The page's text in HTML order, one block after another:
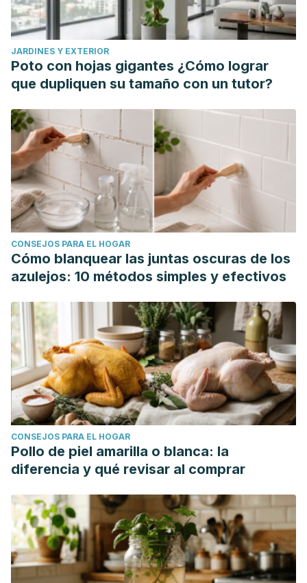
JARDINES Y EXTERIOR
Poto con hojas gigantes ¿Cómo lograr
que dupliquen su tamaño con un tutor?
CONSEJOS PARA EL HOGAR
Cómo blanquear las juntas oscuras de los
azulejos: 10 métodos simples y efectivos
CONSEJOS PARA EL HOGAR
Pollo de piel amarilla o blanca: la
diferencia y qué revisar al comprar